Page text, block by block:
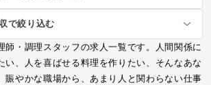
で絞り込む
師・調理スタッフの求人一覧です。人間関係に
い、人を喜ばせる料理を作りたい、そんなあな
賑やかな職場から、あまり人と関わらない仕事